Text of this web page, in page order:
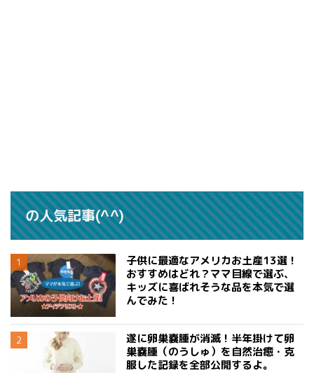
の人気記事(^^)
子供に最適なアメリカお土産13選！
おすすめはどれ？ママ目線で選ぶ、
キッズに喜ばれそうな品を本気で選
んでみた！
遂に卵巣嚢腫が消滅！半年掛けて卵
巣嚢腫（のうしゅ）を自然治癒・克
服した記録を全部公開するよ。